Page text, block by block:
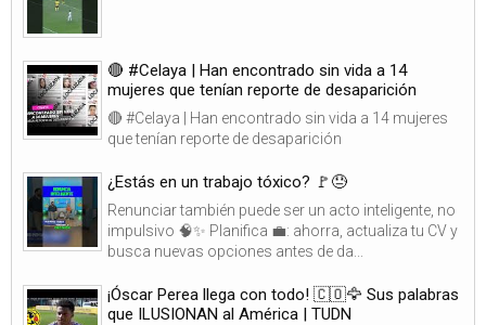
🔴 #Celaya | Han encontrado sin vida a 14
mujeres que tenían reporte de desaparición
🔴 #Celaya | Han encontrado sin vida a 14 mujeres
que tenían reporte de desaparición
¿Estás en un trabajo tóxico? 🚩😓
Renunciar también puede ser un acto inteligente, no
impulsivo 🧠✨ Planifica 💼: ahorra, actualiza tu CV y
busca nuevas opciones antes de da...
¡Óscar Perea llega con todo! 🇨🇴🦅 Sus palabras
que ILUSIONAN al América | TUDN